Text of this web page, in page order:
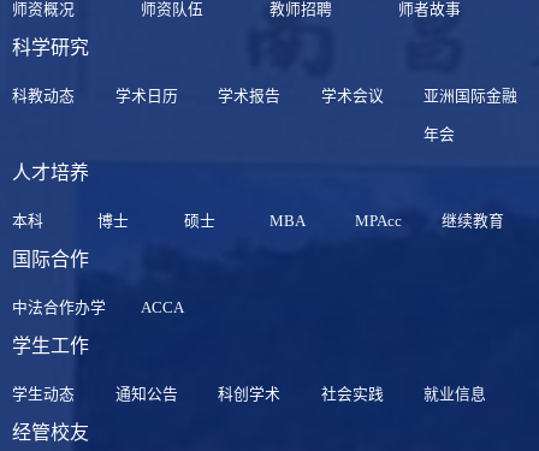
师资概况 师资队伍 教师招聘 师者故事
科学研究
科教动态 学术日历 学术报告 学术会议 亚洲国际金融
年会
人才培养
本科 博士 硕士 MBA MPAcc 继续教育
国际合作
中法合作办学 ACCA
学生工作
学生动态 通知公告 科创学术 社会实践 就业信息
经管校友